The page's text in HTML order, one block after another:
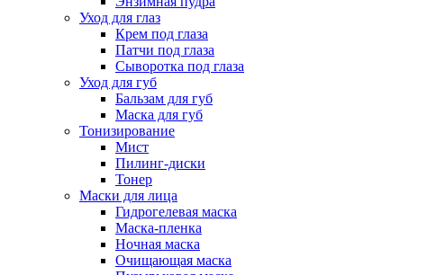
Уход для глаз
Крем под глаза
Патчи под глаза
Сыворотка под глаза
Уход для губ
Бальзам для губ
Маска для губ
Тонизирование
Мист
Пилинг-диски
Тонер
Маски для лица
Гидрогелевая маска
Маска-пленка
Ночная маска
Очищающая маска